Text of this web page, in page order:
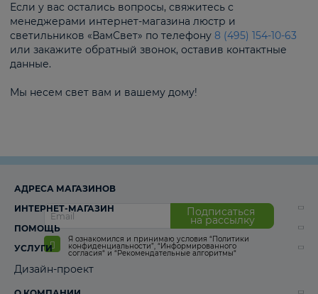
Если у вас остались вопросы, свяжитесь с
менеджерами интернет-магазина люстр и
светильников «ВамСвет» по телефону 8 (495) 154-10-63
или закажите обратный звонок, оставив контактные
данные.
Мы несем свет вам и вашему дому!
Подписаться
на рассылку
Я ознакомился и принимаю условия “Политики
конфиденциальности”, “Информированного
согласия“ и “Рекомендательные алгоритмы“
АДРЕСА МАГАЗИНОВ
ИНТЕРНЕТ-МАГАЗИН
ПОМОЩЬ
УСЛУГИ
Дизайн-проект